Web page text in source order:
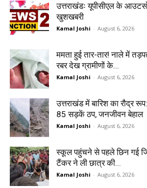
उत्तराखंडः यूपीसीएल के
खुशखबरी
Kamal Joshi - August 6, 2026
ममता हुई तार-तार! नाले में
रबर देख ग्रामीणों के...
Kamal Joshi - August 6, 2026
उत्तराखंड में बारिश का रौद्र
85 सड़कें ठप, जनजीवन बेहाल
Kamal Joshi - August 6, 2026
स्कूल पहुंचने से पहले छिन गई
टैंकर ने ली छात्र की...
Kamal Joshi - August 6, 2026